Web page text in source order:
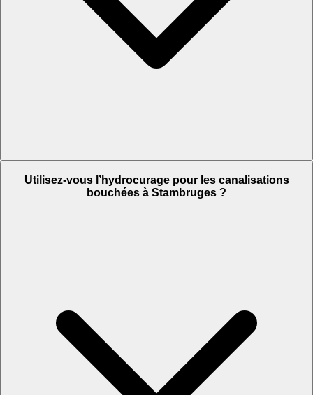
Utilisez-vous l’hydrocurage pour les canalisations
bouchées à Stambruges ?